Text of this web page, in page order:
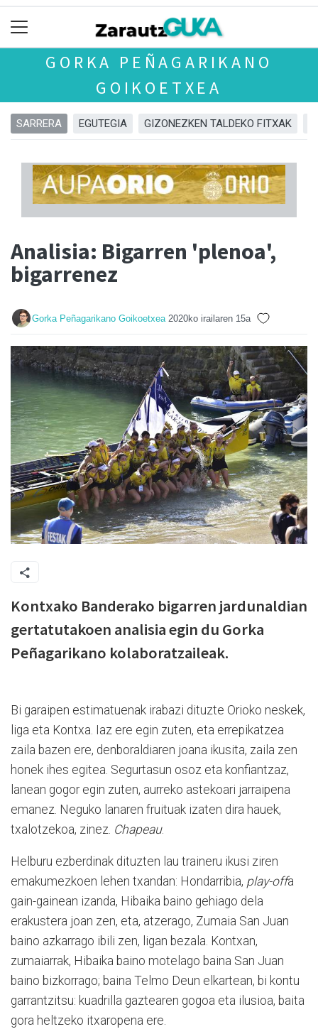
GORKA PEÑAGARIKANO
GOIKOETXEA
SARRERA EGUTEGIA GIZONEZKEN TALDEKO FITXAK
Analisia: Bigarren 'plenoa',
bigarrenez
Gorka Peñagarikano Goikoetxea 2020ko irailaren 15a
Kontxako Banderako bigarren jardunaldian
gertatutakoen analisia egin du Gorka
Peñagarikano kolaboratzaileak.
Bi garaipen estimatuenak irabazi dituzte Orioko neskek,
liga eta Kontxa. Iaz ere egin zuten, eta errepikatzea
zaila bazen ere, denboraldiaren joana ikusita, zaila zen
honek ihes egitea. Segurtasun osoz eta konfiantzaz,
lanean gogor egin zuten, aurreko astekoari jarraipena
emanez. Neguko lanaren fruituak izaten dira hauek,
txalotzekoa, zinez. Chapeau.
Helburu ezberdinak dituzten lau traineru ikusi ziren
emakumezkoen lehen txandan: Hondarribia, play-offa
gain-gainean izanda, Hibaika baino gehiago dela
erakustera joan zen, eta, atzerago, Zumaia San Juan
baino azkarrago ibili zen, ligan bezala. Kontxan,
zumaiarrak, Hibaika baino motelago baina San Juan
baino bizkorrago; baina Telmo Deun elkartean, bi kontu
garrantzitsu: kuadrilla gaztearen gogoa eta ilusioa, baita
gora heltzeko itxaropena ere.